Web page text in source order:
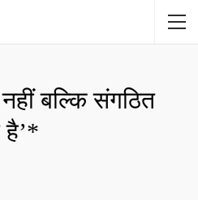
बल्कि संगठित